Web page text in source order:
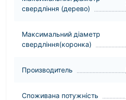
свердління (дерево)
Максимальний діаметр
свердління(коронка)
Производитель
Споживана потужність